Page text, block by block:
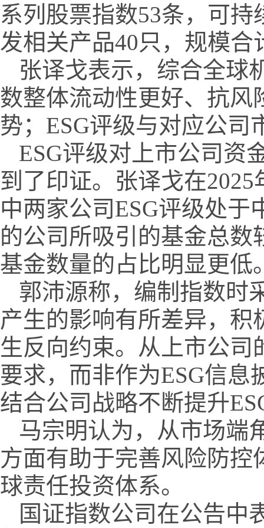
系列股票指数53条，可
发相关产品40只，规模合
张译戈表示，综合全球
数整体流动性更好、抗风
势；ESG评级与对应公司
ESG评级对上市公司资
到了印证。张译戈在
中两家公司ESG评级处
的公司所吸引的基金总数
基金数量的占比明显更低
郭沛源称，编制指数时
产生的影响有所差异，
生反向约束。从上市公司
要求，而非作为ESG信
结合公司战略不断提升
马宗明认为，从市场端
方面有助于完善风险防
球责任投资体系。
国证指数公司在公告中